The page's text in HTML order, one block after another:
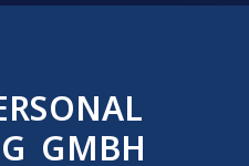
GMBH